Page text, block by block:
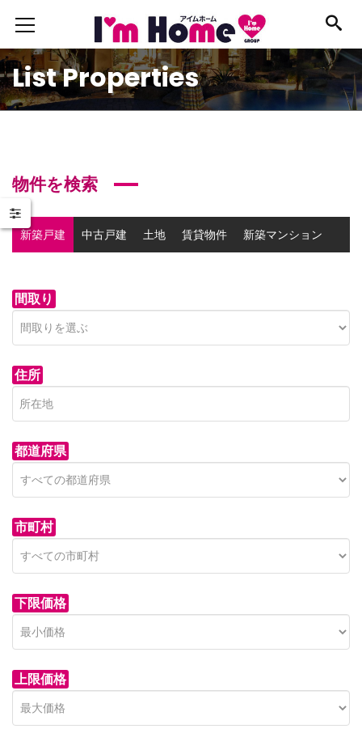
List Properties
物件を検索
新築戸建 中古戸建 土地 賃貸物件 新築マンション
間取り
住所
都道府県
市町村
下限価格
上限価格